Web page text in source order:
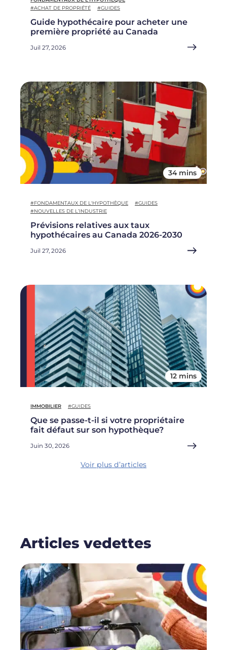
#ACHAT DE PROPRIÉTÉ
#GUIDES
Guide hypothécaire pour acheter une
première propriété au Canada
Juil 27, 2026
34 mins
#FONDAMENTAUX DE L'HYPOTHÈQUE
#GUIDES
#NOUVELLES DE L’INDUSTRIE
Prévisions relatives aux taux
hypothécaires au Canada 2026-2030
Juil 27, 2026
12 mins
IMMOBILIER #GUIDES
Que se passe-t-il si votre propriétaire
fait défaut sur son hypothèque?
Juin 30, 2026
Voir plus d’articles
Articles vedettes